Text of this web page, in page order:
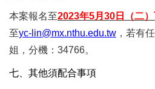
本案報名至2023年5月30日（二
至yc-lin@mx.nthu.edu.tw ，若有
姐，分機：34766。
七、其他須配合事項